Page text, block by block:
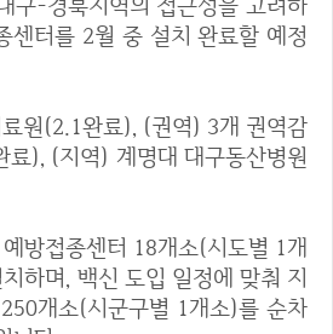
센터를 2월 중 설치 완료할 예정
원(2.1완료), (권역) 3개 권역감
료), (지역) 계명대 대구동산병원
하며, 백신 도입 일정에 맞춰 지
개소(시군구별 1개소)를 순차